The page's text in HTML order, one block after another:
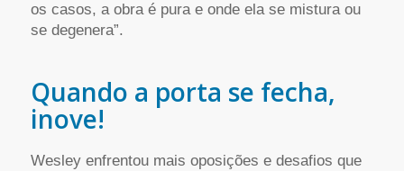
os casos, a obra é pura e onde ela se mistura ou
se degenera”.
Quando a porta se fecha,
inove!
Wesley enfrentou mais oposições e desafios que